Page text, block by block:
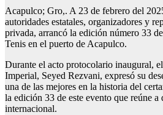
Acapulco; Gro,. A 23 de febrero del
autoridades estatales, organizadores y
privada, arrancó la edición número 33
Tenis en el puerto de Acapulco.
Durante el acto protocolario inaugural,
Imperial, Seyed Rezvani, expresó su
una de las mejores en la historia del
la edición 33 de este evento que reúne a
internacional.